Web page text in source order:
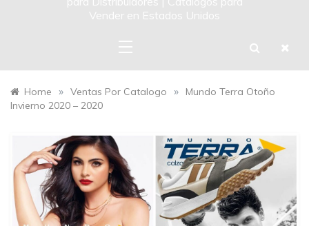
Vender en Estados Unidos
Home » Ventas Por Catalogo »
Mundo Terra Otoño
Invierno 2020 – 2020